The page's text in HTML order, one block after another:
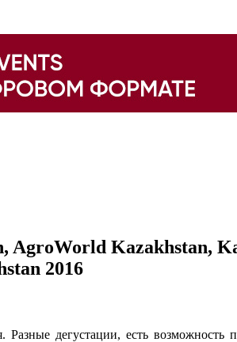
AgroWorld Kazakhstan,
2016
дегустации, есть возможность